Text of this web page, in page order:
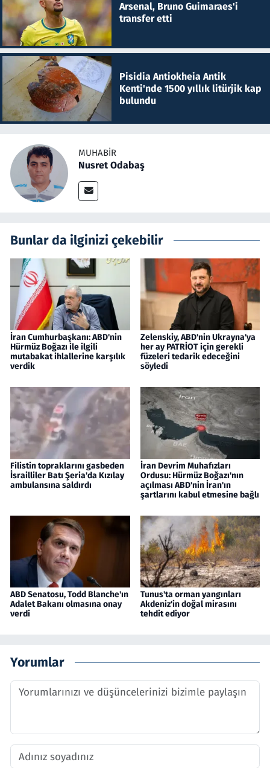
Arsenal, Bruno Guimaraes'i
transfer etti
Pisidia Antiokheia Antik
Kenti'nde 1500 yıllık litürjik kap
bulundu
MUHABIR
Nusret Odabaş
Bunlar da ilginizi çekebilir
İran Cumhurbaşkanı: ABD'nin
Hürmüz Boğazı ile ilgili
mutabakat ihlallerine karşılık
verdik
Zelenskiy, ABD'nin Ukrayna'ya
her ay PATRİOT için gerekli
füzeleri tedarik edeceğini
söyledi
Filistin topraklarını gasbeden
İsrailliler Batı Şeria'da Kızılay
ambulansına saldırdı
İran Devrim Muhafızları
Ordusu: Hürmüz Boğazı'nın
açılması ABD'nin İran'ın
şartlarını kabul etmesine bağlı
ABD Senatosu, Todd Blanche'ın
Adalet Bakanı olmasına onay
verdi
Tunus'ta orman yangınları
Akdeniz'in doğal mirasını
tehdit ediyor
Yorumlar